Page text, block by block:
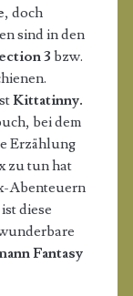
, doch
sind in den
3bzw.
Kittatinny.
bei dem
Erzählung
zu tun hat
Abenteuern
diese
Fantasy